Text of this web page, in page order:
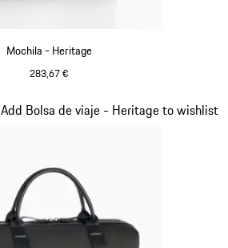
Mochila - Heritage
283,67 €
Add Bolsa de viaje - Heritage to wishlist